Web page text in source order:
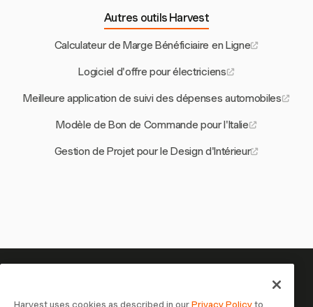
Autres outils Harvest
Calculateur de Marge Bénéficiaire en Ligne
Logiciel d'offre pour électriciens
Meilleure application de suivi des dépenses automobiles
Modèle de Bon de Commande pour l'Italie
Gestion de Projet pour le Design d'Intérieur
Votre temps mérite d'être suivi —
Harvest uses cookies as described in ourPrivacy Policyto